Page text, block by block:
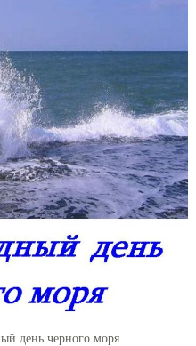
день черного моря